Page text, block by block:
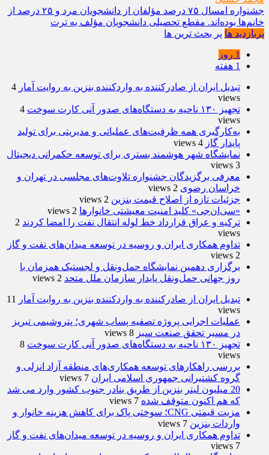
جشنواره امسال ۷۵ درصد مؤلفان از دانشجویان مرد و ۲۵ درصد از
خانم‌ها بوده‌اند. مقطع تحصیلی دانشجویان مؤلف به ترت
پربازدید ها پر بحث ترین ها
1 روز
1 هفته
تبدیل ایران از صادرکننده به واردکننده بنزین به روایت آمار 4
views
تجهیز ۱۳۰ ناحیه به دستگاه‌های صدور آنی کارت سوخت
4
views
به‌کارگیری همه ظرفیت‌های عملیاتی و مدیریتی برای تولید
پایدار گاز 4 views
نمایشگاه شهر هوشمند بستری برای توسعه حکمرانی دیجیتال
3 views
معرفی برگزیدگان جشنواره تلاوت‌های مجلسی در تهران و
خراسان رضوی 2 views
جزئیات تازه از اصلاح قیمت بنزین 2 views
«سی‌ان‌جی» کلید امنیت معیشتی خانوارها 2 views
ترکیه و عراق قرارداد خط لوله انتقال نفت را امضا کردند 2
views
تداوم همکاری ایران و روسیه در توسعه میدان‌های نفت و گاز
2 views
برگزاری دهمین نمایشگاه حمل‌ونقل و لجستیک همزمان با
روز جهانی حمل‌ونقل پایدار سازمان ملل متحد 2 views
تبدیل ایران از صادرکننده به واردکننده بنزین به روایت آمار
11
views
عملیات اجرایی پروژه تصفیه پساب شهری؛ پتروشیمی تبریز
در مسیر تحقق صنعت سبز 8 views
تجهیز ۱۳۰ ناحیه به دستگاه‌های صدور آنی کارت سوخت
8
views
بررسی راهكارهای توسعه همكاری‌های منطقه آزاد انزلی و
گروه كشتیرانی جمهوری اسلامی ایران 7 views
20 میلیون لیتر بنزین از طریق بنادر جنوب کشور وارد می شد
که هم اکنون متوقف شده 7 views
مزیت قیمتی CNG؛ سوختی پاک برای کاهش هزینه خانوار و
واردات بنزین 7 views
تداوم همکاری ایران و روسیه در توسعه میدان‌های نفت و گاز
7 views